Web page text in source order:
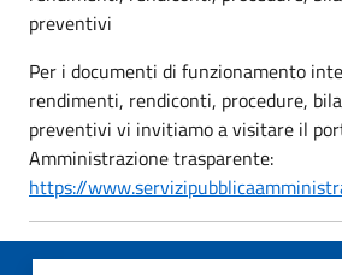
preventivi
Per i documenti di funzionamento
rendimenti, rendiconti, procedure,
preventivi vi invitiamo a visitare il
Amministrazione trasparente:
https://